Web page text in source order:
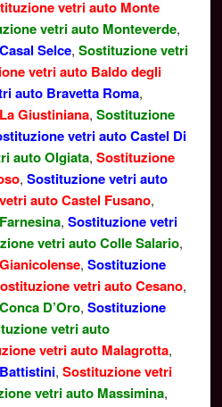
vetri auto Monte
vetri auto Monteverde,
Selce, Sostituzione vetri
vetri auto Baldo degli
auto Bravetta Roma,
Giustiniana, Sostituzione
vetri auto Castel Di
auto Olgiata, Sostituzione
, Sostituzione vetri auto
auto Castel Fusano,
, Sostituzione vetri
vetri auto Colle Salario,
, Sostituzione
vetri auto Cesano,
D’Oro, Sostituzione
vetri auto
vetri auto Malagrotta,
, Sostituzione vetri
vetri auto Massimina,